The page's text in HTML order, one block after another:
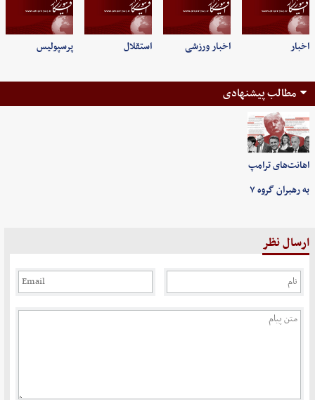
اخبار اخبار ورزشی استقلال پرسپولیس
مطالب پیشنهادی
اهانت‌های ترامپ
به رهبران گروه ۷
ارسال نظر